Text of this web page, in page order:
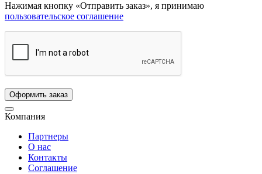
Нажимая кнопку «Отправить заказ», я принимаю
пользовательское соглашение
Компания
Партнеры
О нас
Контакты
Соглашение